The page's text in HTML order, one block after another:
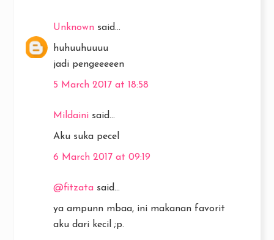
Unknown said...
huhuuhuuuu
jadi pengeeeeen
5 March 2017 at 18:58
Mildaini said...
Aku suka pecel
6 March 2017 at 09:19
@fitzata said...
ya ampunn mbaa, ini makanan favorit
aku dari kecil ;p.